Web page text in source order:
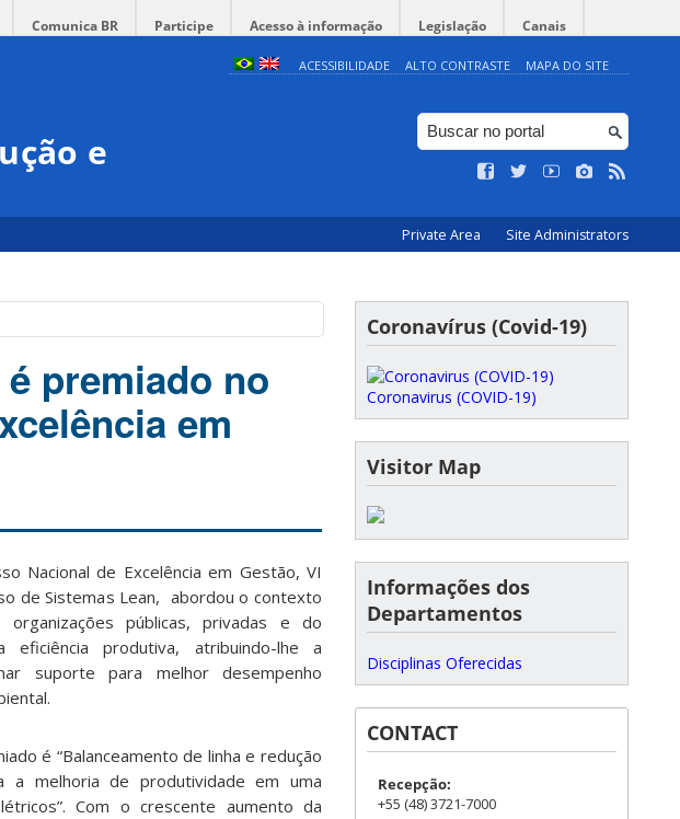
Comunica BR Participe Acesso à informação Legislação Canais
ACESSIBILIDADE ALTO CONTRASTE MAPA DO SITE
e
Private Area Site Administrators
premiado no
em
Nacional de Excelência em Gestão, VI
de Sistemas Lean, abordou o contexto
organizações públicas, privadas e do
produtiva, atribuindo-lhe a
suporte para melhor desempenho
é “Balanceamento de linha e redução
a melhoria de produtividade em uma
Com o crescente aumento da
Coronavírus (Covid-19)
Coronavirus (COVID-19)
Visitor Map
Informações dos
Departamentos
Disciplinas Oferecidas
CONTACT
Recepção:
+55 (48) 3721-7000